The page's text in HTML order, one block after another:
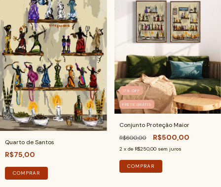
Quarto de Santos
R$75,00
COMPRAR
17 % OFF
FRETE GRÁTIS
Conjunto Proteção Maior
R$600,00 R$500,00
2 x de R$250,00 sem juros
COMPRAR